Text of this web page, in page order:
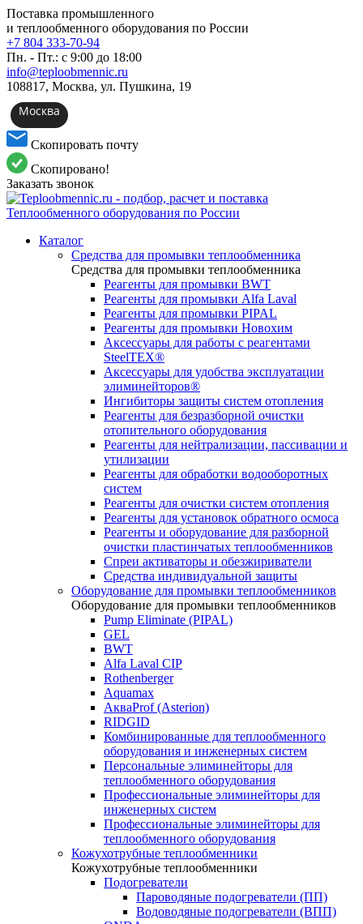
Поставка промышленного
и теплообменного оборудования по России
+7 804 333-70-94
Пн. - Пт.: с 9:00 до 18:00
info@teploobmennic.ru
108817, Москва, ул. Пушкина, 19
Москва
Скопировать почту
Скопировано!
Заказать звонок
Каталог
Средства для промывки теплообменника
Средства для промывки теплообменника
Реагенты для промывки BWT
Реагенты для промывки Alfa Laval
Реагенты для промывки PIPAL
Реагенты для промывки Новохим
Аксессуары для работы с реагентами
SteelTEX®
Аксессуары для удобства эксплуатации
элиминейторов®
Ингибиторы защиты систем отопления
Реагенты для безразборной очистки
отопительного оборудования
Реагенты для нейтрализации, пассивации и
утилизации
Реагенты для обработки водооборотных
систем
Реагенты для очистки систем отопления
Реагенты для установок обратного осмоса
Реагенты и оборудование для разборной
очистки пластинчатых теплообменников
Спреи активаторы и обезжириватели
Средства индивидуальной защиты
Оборудование для промывки теплообменников
Оборудование для промывки теплообменников
Pump Eliminate (PIPAL)
GEL
BWT
Alfa Laval CIP
Rothenberger
Aquamax
АкваProf (Asterion)
RIDGID
Комбинированные для теплообменного
оборудования и инженерных систем
Персональные элиминейторы для
теплообменного оборудования
Профессиональные элиминейторы для
инженерных систем
Профессиональные элиминейторы для
теплообменного оборудования
Кожухотрубные теплообменники
Кожухотрубные теплообменники
Подогреватели
Пароводяные подогреватели (ПП)
Водоводяные подогреватели (ВПП)